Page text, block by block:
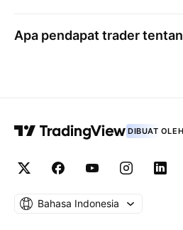
Apa pendapat trader
DIBUAT
Bahasa Indonesia